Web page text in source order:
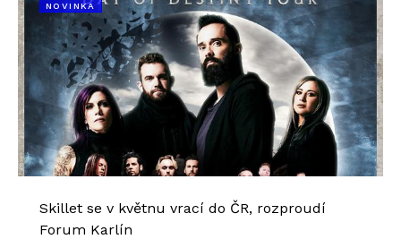
NOVINKA
Skillet se v květnu vrací do ČR, rozproudí
Forum Karlín